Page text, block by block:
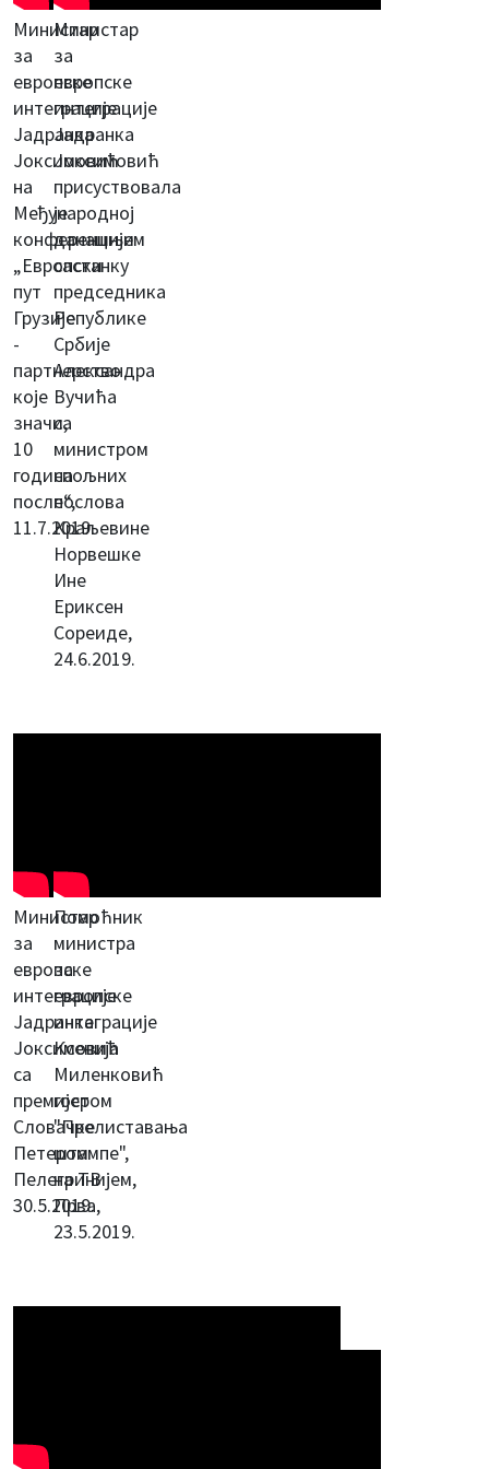
Министар
за
европске
интеграције
Јадранка
Јоксимовић
на
Међународној
конференцији
„Европски
пут
Грузије
-
партнерство
које
значи,
10
година
после“,
11.7.2019.
Министар
за
европске
интеграције
Јадранка
Јоксимовић
присуствовала
је
данашњем
састанку
председника
Републике
Србије
Александра
Вучића
са
министром
спољних
послова
Краљевине
Норвешке
Ине
Ериксен
Сореиде,
24.6.2019.
Министар
за
европске
интеграције
Јадранка
Јоксимовић
са
премијером
Словачке
Петером
Пелегринијем,
30.5.2019.
Помоћник
министра
за
европске
интеграције
Ксенија
Миленковић
гост
"Прелиставања
штампе",
на ТВ
Прва,
23.5.2019.